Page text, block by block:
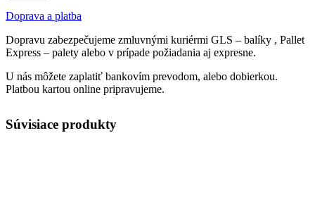
Doprava a platba
Dopravu zabezpečujeme zmluvnými kuriérmi GLS – balíky , Pallet
Express – palety alebo v prípade požiadania aj expresne.
U nás môžete zaplatiť bankovím prevodom, alebo dobierkou.
Platbou kartou online pripravujeme.
Súvisiace produkty